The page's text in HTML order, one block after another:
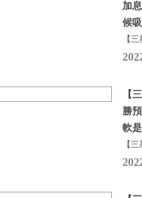
加
候
【
【
勝
軟
【